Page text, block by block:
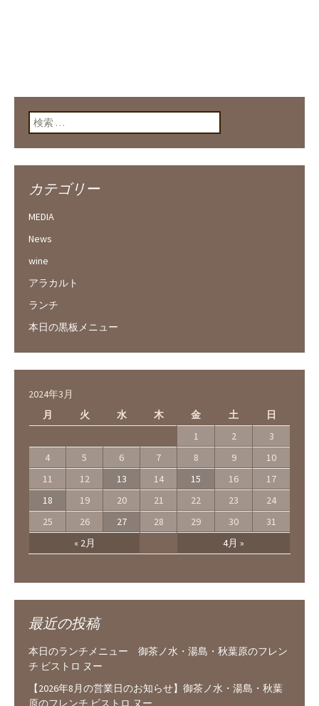
検索:
カテゴリー
MEDIA
News
wine
アラカルト
ランチ
本日の黒板メニュー
2024年3月
月
火 水 木 金 土 日
« 2月 4月 »
1 2
3
4
5 6 7 8 9
10
11
12 13 14 15 16
17
18
19 20 21 22 23
24
25
26 27 28 29 30 31
最近の投稿
本日のランチメニュー 御茶ノ水・湯島・秋葉原のフレン
チ ビストロ ヌー
【2026年8月の営業日のお知らせ】御茶ノ水・湯島・秋葉
原のフレンチ ビストロ ヌー